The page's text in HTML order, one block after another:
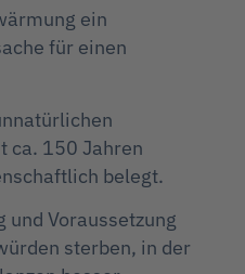
ein
für einen
ca. 150 Jahren
belegt.
und Voraussetzung
sterben, in der